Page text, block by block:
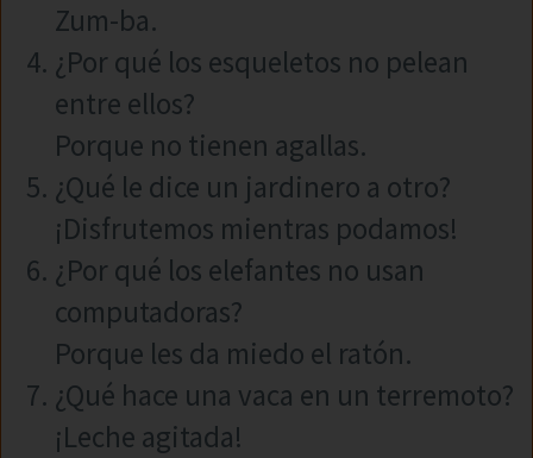
Zum-ba.
¿Por qué los esqueletos no pelean
entre ellos?
Porque no tienen agallas.
¿Qué le dice un jardinero a otro?
¡Disfrutemos mientras podamos!
¿Por qué los elefantes no usan
computadoras?
Porque les da miedo el ratón.
¿Qué hace una vaca en un terremoto?
¡Leche agitada!